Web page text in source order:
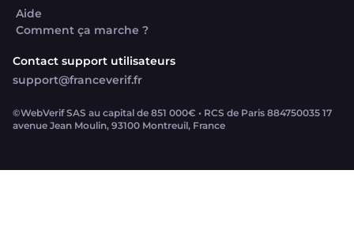
Aide
Comment ça marche ?
Contact support utilisateurs
support@franceverif.fr
©WebVerif SAS au capital de 851 000€ • RCS de Paris 884750035 17
avenue Jean Moulin, 93100 Montreuil, France